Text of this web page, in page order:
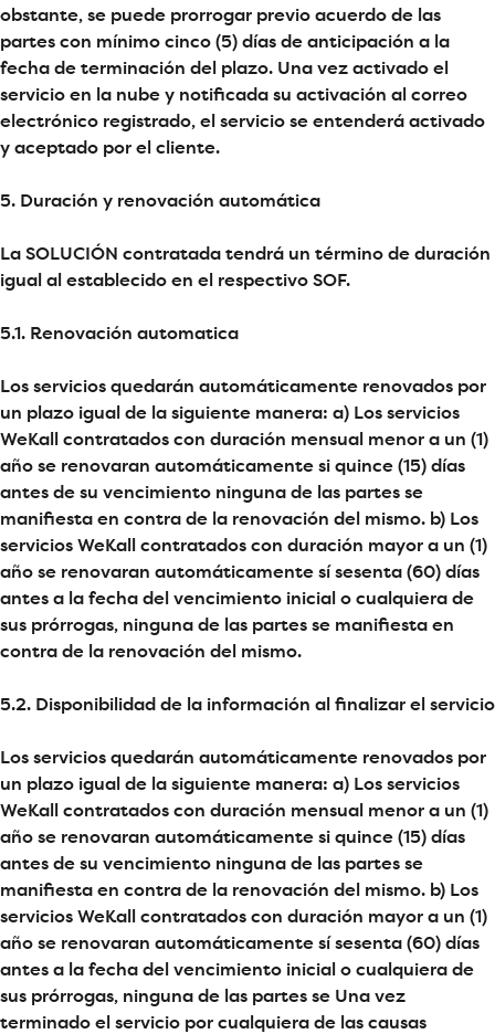
obstante, se puede prorrogar previo acuerdo de las
partes con mínimo cinco (5) días de anticipación a la
fecha de terminación del plazo. Una vez activado el
servicio en la nube y notificada su activación al correo
electrónico registrado, el servicio se entenderá activado
y aceptado por el cliente.
5. Duración y renovación automática
La SOLUCIÓN contratada tendrá un término de duración
igual al establecido en el respectivo SOF.
5.1. Renovación automatica
Los servicios quedarán automáticamente renovados por
un plazo igual de la siguiente manera: a) Los servicios
WeKall contratados con duración mensual menor a un (1)
año se renovaran automáticamente si quince (15) días
antes de su vencimiento ninguna de las partes se
manifiesta en contra de la renovación del mismo. b) Los
servicios WeKall contratados con duración mayor a un (1)
año se renovaran automáticamente sí sesenta (60) días
antes a la fecha del vencimiento inicial o cualquiera de
sus prórrogas, ninguna de las partes se manifiesta en
contra de la renovación del mismo.
5.2. Disponibilidad de la información al finalizar el servicio
Los servicios quedarán automáticamente renovados por
un plazo igual de la siguiente manera: a) Los servicios
WeKall contratados con duración mensual menor a un (1)
año se renovaran automáticamente si quince (15) días
antes de su vencimiento ninguna de las partes se
manifiesta en contra de la renovación del mismo. b) Los
servicios WeKall contratados con duración mayor a un (1)
año se renovaran automáticamente sí sesenta (60) días
antes a la fecha del vencimiento inicial o cualquiera de
sus prórrogas, ninguna de las partes se Una vez
terminado el servicio por cualquiera de las causas